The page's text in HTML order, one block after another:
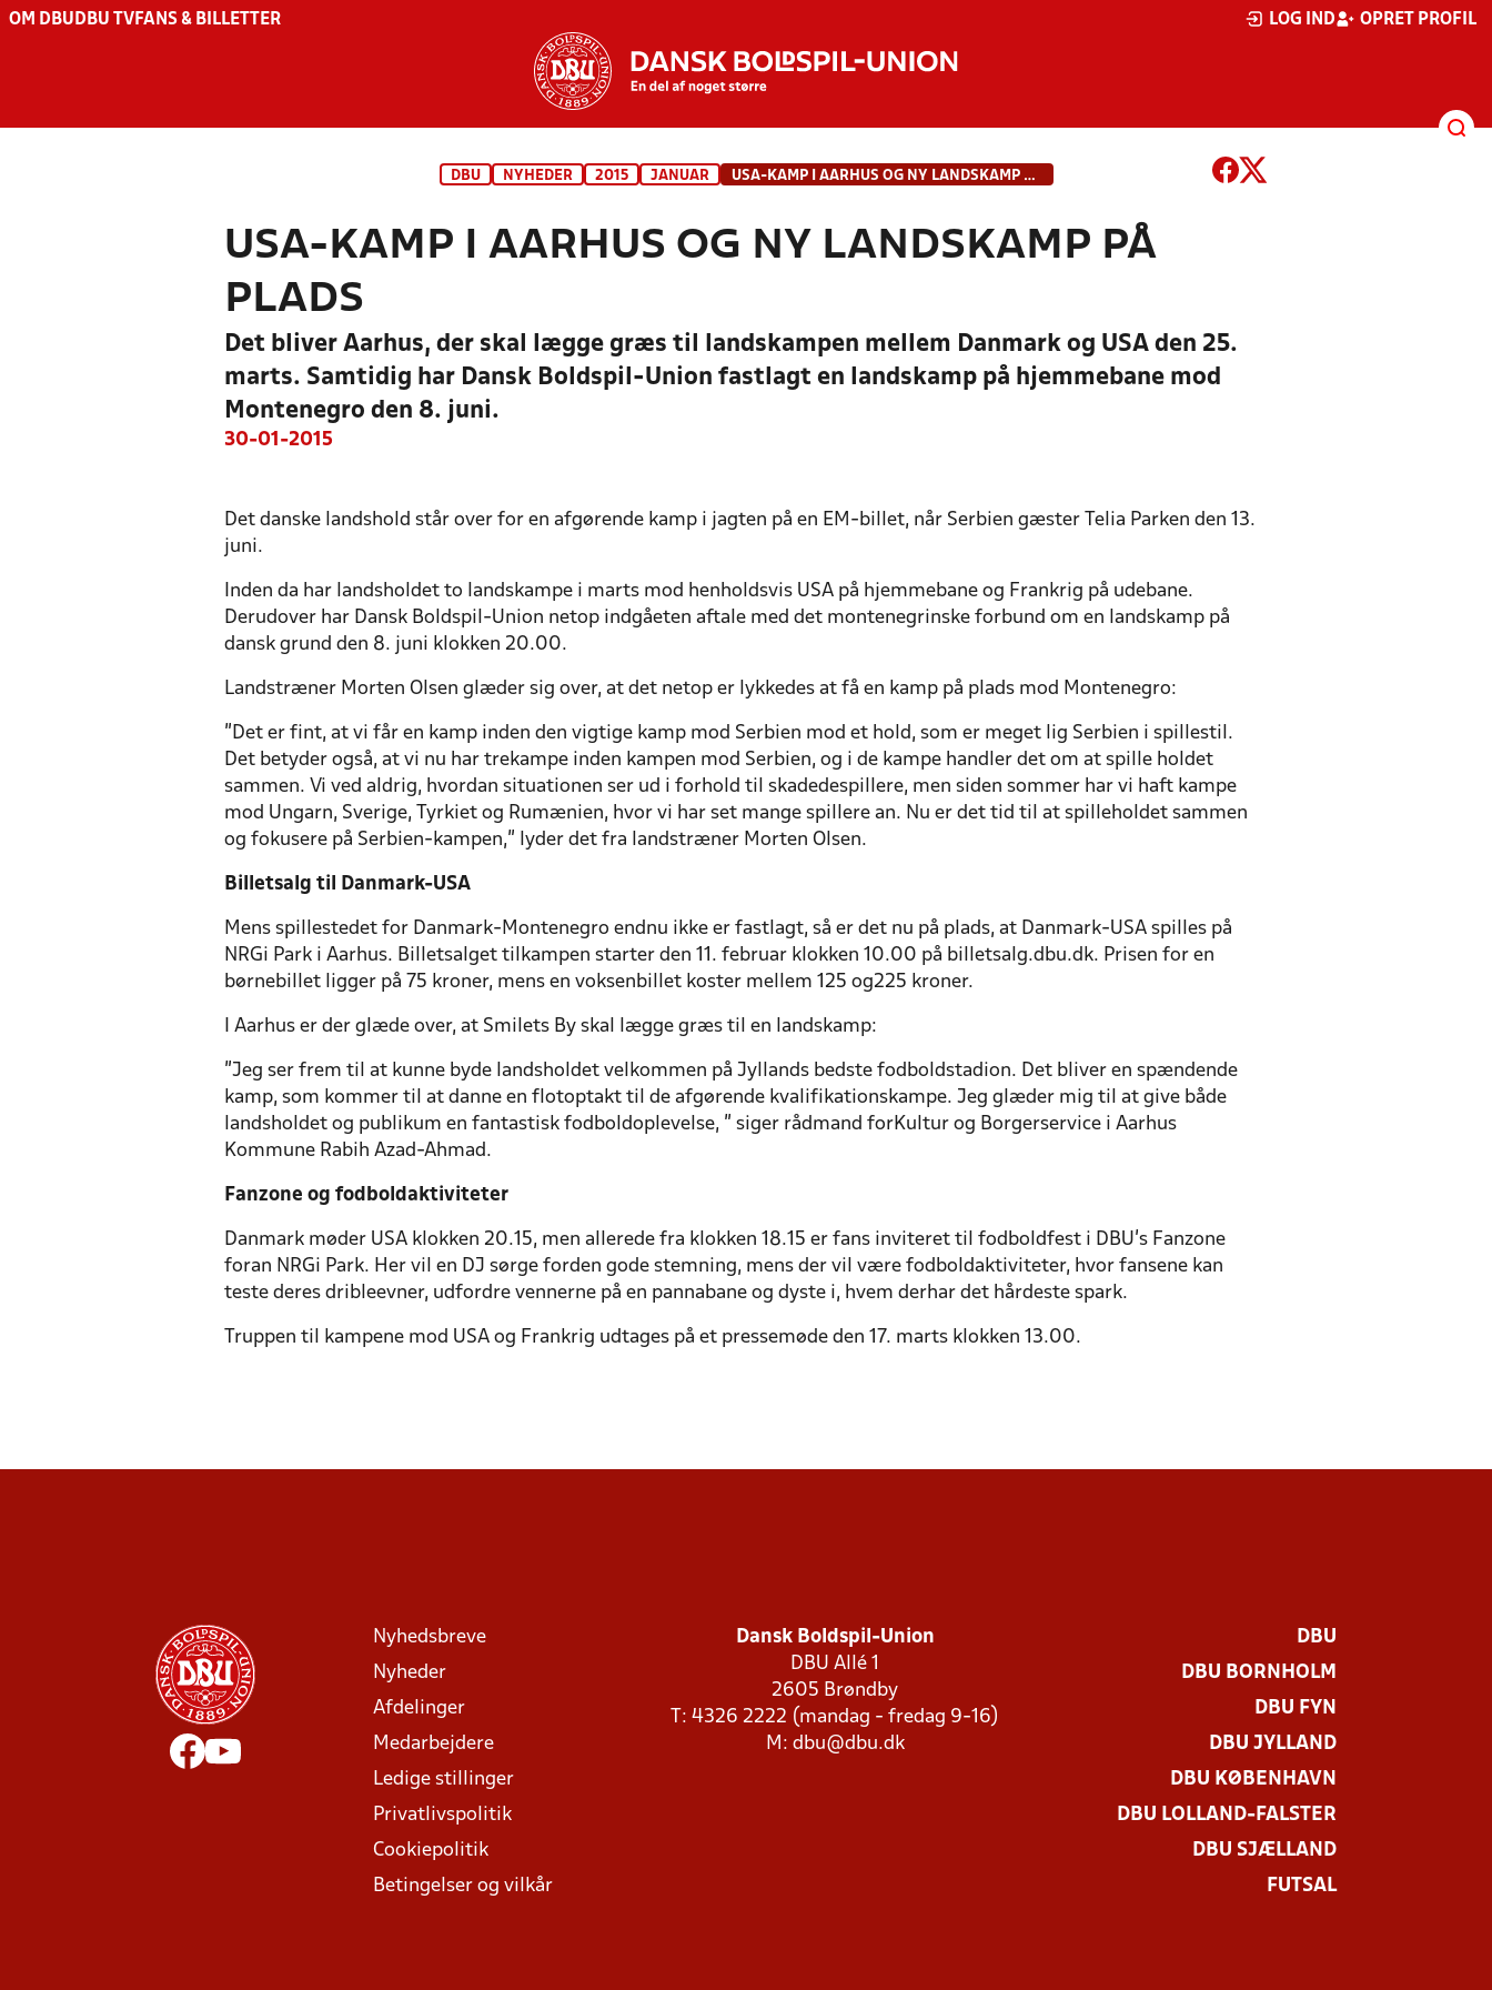
OM DBU DBU TV FANS & BILLETTER LOG IND OPRET PROFIL
DBU NYHEDER 2015 JANUAR USA-KAMP I AARHUS OG NY LANDSKAMP PÅ PLADS
USA-KAMP I AARHUS OG NY LANDSKAMP PÅ
PLADS
Det bliver Aarhus, der skal lægge græs til landskampen mellem Danmark og USA den 25.
marts. Samtidig har Dansk Boldspil-Union fastlagt en landskamp på hjemmebane mod
Montenegro den 8. juni.
30-01-2015
Det danske landshold står over for en afgørende kamp i jagten på en EM-billet, når Serbien gæster Telia Parken den 13.
juni.
Inden da har landsholdet to landskampe i marts mod henholdsvis USA på hjemmebane og Frankrig på udebane.
Derudover har Dansk Boldspil-Union netop indgåeten aftale med det montenegrinske forbund om en landskamp på
dansk grund den 8. juni klokken 20.00.
Landstræner Morten Olsen glæder sig over, at det netop er lykkedes at få en kamp på plads mod Montenegro:
”Det er fint, at vi får en kamp inden den vigtige kamp mod Serbien mod et hold, som er meget lig Serbien i spillestil.
Det betyder også, at vi nu har trekampe inden kampen mod Serbien, og i de kampe handler det om at spille holdet
sammen. Vi ved aldrig, hvordan situationen ser ud i forhold til skadedespillere, men siden sommer har vi haft kampe
mod Ungarn, Sverige, Tyrkiet og Rumænien, hvor vi har set mange spillere an. Nu er det tid til at spilleholdet sammen
og fokusere på Serbien-kampen,” lyder det fra landstræner Morten Olsen.
Billetsalg til Danmark-USA
Mens spillestedet for Danmark-Montenegro endnu ikke er fastlagt, så er det nu på plads, at Danmark-USA spilles på
NRGi Park i Aarhus. Billetsalget tilkampen starter den 11. februar klokken 10.00 på billetsalg.dbu.dk. Prisen for en
børnebillet ligger på 75 kroner, mens en voksenbillet koster mellem 125 og225 kroner.
I Aarhus er der glæde over, at Smilets By skal lægge græs til en landskamp:
”Jeg ser frem til at kunne byde landsholdet velkommen på Jyllands bedste fodboldstadion. Det bliver en spændende
kamp, som kommer til at danne en flotoptakt til de afgørende kvalifikationskampe. Jeg glæder mig til at give både
landsholdet og publikum en fantastisk fodboldoplevelse, ” siger rådmand forKultur og Borgerservice i Aarhus
Kommune Rabih Azad-Ahmad.
Fanzone og fodboldaktiviteter
Danmark møder USA klokken 20.15, men allerede fra klokken 18.15 er fans inviteret til fodboldfest i DBU’s Fanzone
foran NRGi Park. Her vil en DJ sørge forden gode stemning, mens der vil være fodboldaktiviteter, hvor fansene kan
teste deres dribleevner, udfordre vennerne på en pannabane og dyste i, hvem derhar det hårdeste spark.
Truppen til kampene mod USA og Frankrig udtages på et pressemøde den 17. marts klokken 13.00.
Nyhedsbreve
Nyheder
Afdelinger
Medarbejdere
Ledige stillinger
Privatlivspolitik
Cookiepolitik
Betingelser og vilkår
Dansk Boldspil-Union
DBU Allé 1
2605 Brøndby
T: 4326 2222 (mandag - fredag 9-16)
M: dbu@dbu.dk
DBU
DBU BORNHOLM
DBU FYN
DBU JYLLAND
DBU KØBENHAVN
DBU LOLLAND-FALSTER
DBU SJÆLLAND
FUTSAL